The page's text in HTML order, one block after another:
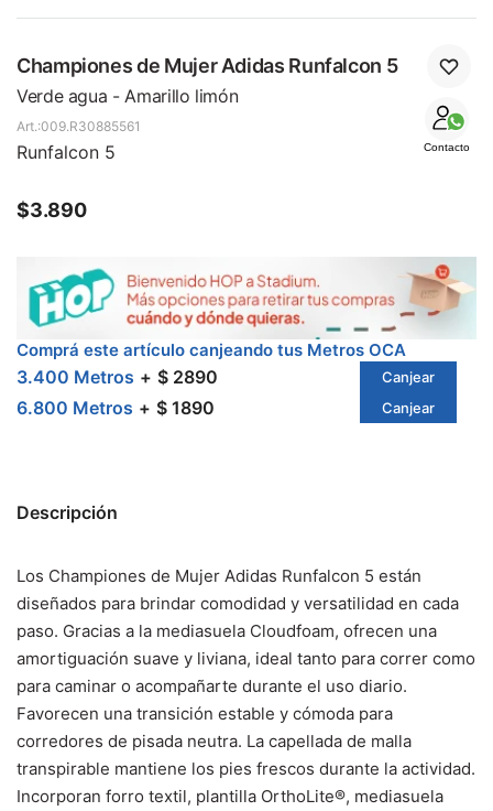
Championes de Mujer Adidas Runfalcon 5
Verde agua - Amarillo limón
Contacto
009.R30885561
Runfalcon 5
$3.890
Comprá este artículo canjeando tus Metros OCA
3.400 Metros $ 2890 Canjear
6.800 Metros $ 1890 Canjear
Descripción
Los Championes de Mujer Adidas Runfalcon 5 están
diseñados para brindar comodidad y versatilidad en cada
paso. Gracias a la mediasuela Cloudfoam, ofrecen una
amortiguación suave y liviana, ideal tanto para correr como
para caminar o acompañarte durante el uso diario.
Favorecen una transición estable y cómoda para
corredores de pisada neutra. La capellada de malla
transpirable mantiene los pies frescos durante la actividad.
Incorporan forro textil, plantilla OrthoLite®, mediasuela